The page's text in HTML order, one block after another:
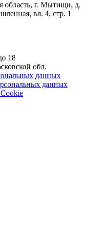
область, г. Мытищи, д.
вл. 4, стр. 1
18
обл.
данных
данных